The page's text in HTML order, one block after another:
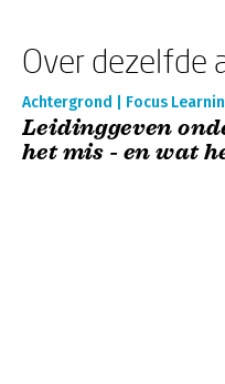
Over dezelfde
Achtergrond | Focus
Leidinggeven
het mis - en wat